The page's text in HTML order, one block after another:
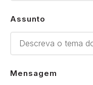
Assunto
Mensagem